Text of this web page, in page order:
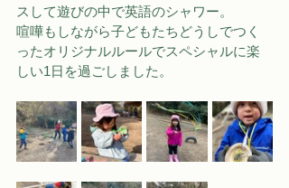
スして遊びの中で英語のシャワー。
喧嘩もしながら子どもたちどうしでつく
ったオリジナルルールでスペシャルに楽
しい1日を過ごしました。